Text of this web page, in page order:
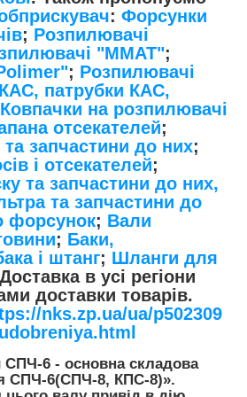
: Форсунки
; Розпилювачі
"MMAT";
; Розпилювачі
патрубки КАС,
Ковпачки на розпилювачі
отсекателей;
запчастини до них;
і отсекателей;
та запчастини до них,
та запчастини до
форсунок; Вали
; Баки,
і штанг; Шланги для
в усі регіони
доставки товарів.
nks.zp.ua/ua/p502309
СПЧ-6 - основна складова
СПЧ-6(СПЧ-8, КПС-8)».